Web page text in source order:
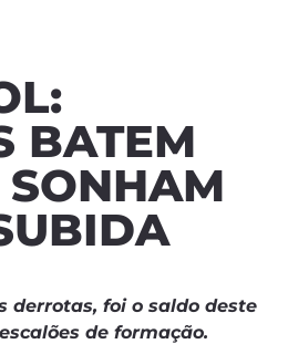
BATEM
derrotas, foi o saldo deste
de formação.